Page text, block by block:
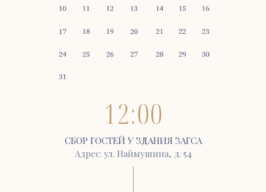
СБОР ГОСТЕЙ У ЗДАНИЯ ЗАГСА
Адрес: ул. Наймушина, д. 54